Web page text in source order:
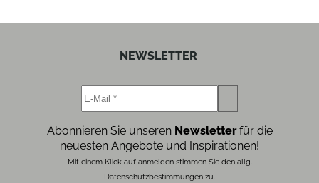
18
Gehäusekonstruktion resonanzarmes Holzgehäuse
NEWSLETTER
Abonnieren Sie unseren Newsletterfür die
neuesten Angebote und Inspirationen!
Mit einem Klick auf anmelden stimmen Sie den allg.
Datenschutzbestimmungen zu.